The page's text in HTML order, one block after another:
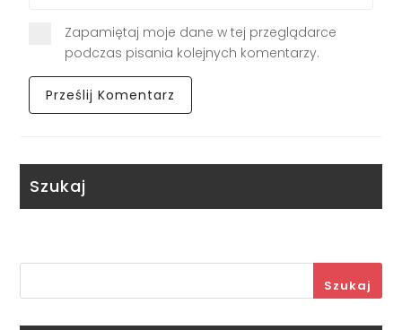
Zapamiętaj moje dane w tej przeglądarce
podczas pisania kolejnych komentarzy.
Szukaj
Szukaj